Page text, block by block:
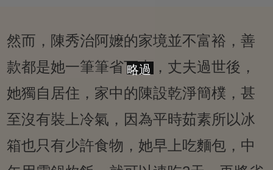
然而，陳秀治阿嬤的家境並不富裕，善
款都是她一筆筆省下來，丈夫過世後，
她獨自居住，家中的陳設乾淨簡樸，甚
至沒有裝上冷氣，因為平時茹素所以冰
箱也只有少許食物，她早上吃麵包，中
略過